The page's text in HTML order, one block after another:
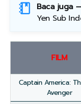
Baca juga
Yen Sub
FILM
Captain America:
Avenger